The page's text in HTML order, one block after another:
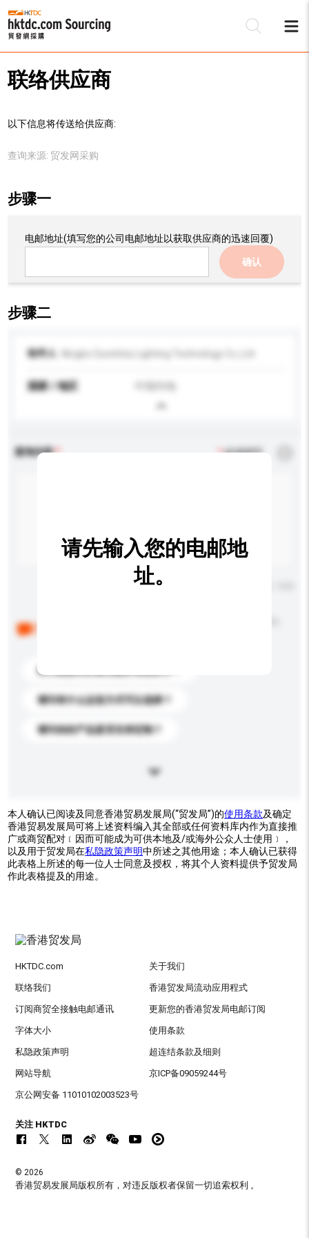
联络供应商
以下信息将传送给供应商:
查询来源: 贸发网采购
步骤一
电邮地址(填写您的公司电邮地址以获取供应商的迅速回覆)
确认
步骤二
收件人
国家 / 地区
查询内容 *必须填写
你们能提供的最优惠价格是多少？
请问有什么运送方式可以选择？
请问你的产品是否支持定制？
请先输入您的电邮地
址。
本人确认已阅读及同意香港贸易发展局(“贸发局”)的使用条款及确定
香港贸易发展局可将上述资料编入其全部或任何资料库内作为直接推
广或商贸配对﹝因而可能成为可供本地及/或海外公众人士使用﹞，
以及用于贸发局在私隐政策声明中所述之其他用途；本人确认已获得
此表格上所述的每一位人士同意及授权，将其个人资料提供予贸发局
作此表格提及的用途。
HKTDC.com 关于我们
联络我们 香港贸发局流动应用程式
订阅商贸全接触电邮通讯 更新您的香港贸发局电邮订阅
字体大小 使用条款
私隐政策声明 超连结条款及细则
网站导航 京ICP备09059244号
京公网安备 11010102003523号
关注 HKTDC
© 2026
香港贸易发展局版权所有，对违反版权者保留一切追索权利 。